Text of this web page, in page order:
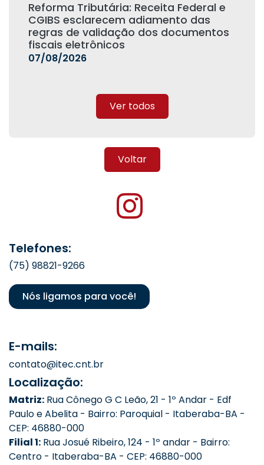
Reforma Tributária: Receita Federal e
CGIBS esclarecem adiamento das
regras de validação dos documentos
fiscais eletrônicos
07/08/2026
Ver todos
Voltar
Telefones:
(75) 98821-9266
Nós ligamos para você!
E-mails:
contato@itec.cnt.br
Localização:
Matriz: Rua Cônego G C Leão, 21 - 1º Andar - Edf
Paulo e Abelita - Bairro: Paroquial - Itaberaba-BA -
CEP: 46880-000
Filial 1: Rua Josué Ribeiro, 124 - 1º andar - Bairro:
Centro - Itaberaba-BA - CEP: 46880-000